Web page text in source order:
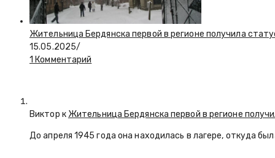
Жительница Бердянска первой в регионе получила
15.05.2025/
1 Комментарий
Виктор к Жительница Бердянска первой в регионе
До апреля 1945 года она находилась в лагере, откуда